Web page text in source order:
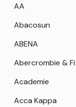
AA
Abacosun
ABENA
Abercrombie &
Academie
Acca Kappa